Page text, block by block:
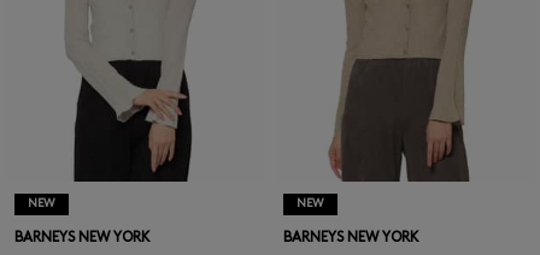
NEW
BARNEYS NEW YORK
NEW
BARNEYS NEW YORK